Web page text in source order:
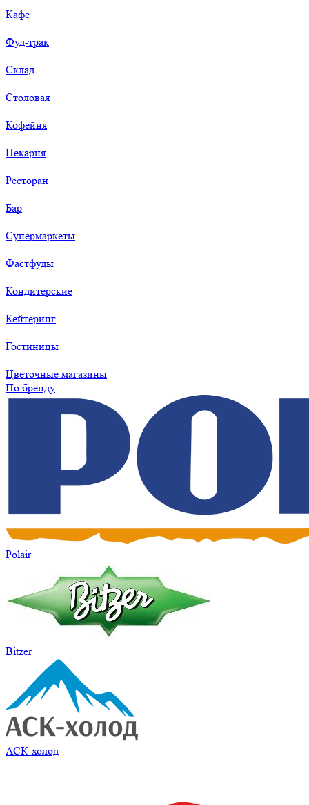
Кафе
Фуд-трак
Склад
Столовая
Кофейня
Пекарня
Ресторан
Бар
Супермаркеты
Фастфуды
Кондитерские
Кейтеринг
Гостиницы
Цветочные магазины
По бренду
Polair
Bitzer
АСК-холод